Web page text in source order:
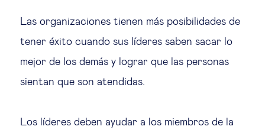
Las organizaciones tienen más posibilidades de
tener éxito cuando sus líderes saben sacar lo
mejor de los demás y lograr que las personas
sientan que son atendidas.
Los líderes deben ayudar a los miembros de la